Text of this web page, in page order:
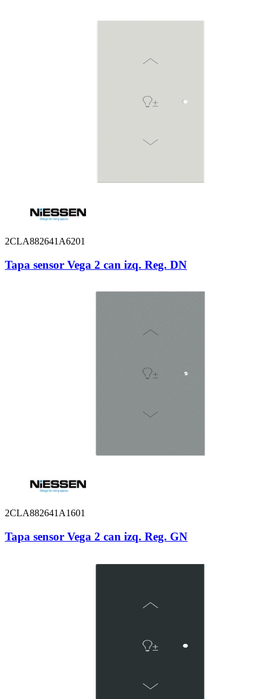
2CLA882641A6201
Tapa sensor Vega 2 can izq. Reg. DN
2CLA882641A1601
Tapa sensor Vega 2 can izq. Reg. GN